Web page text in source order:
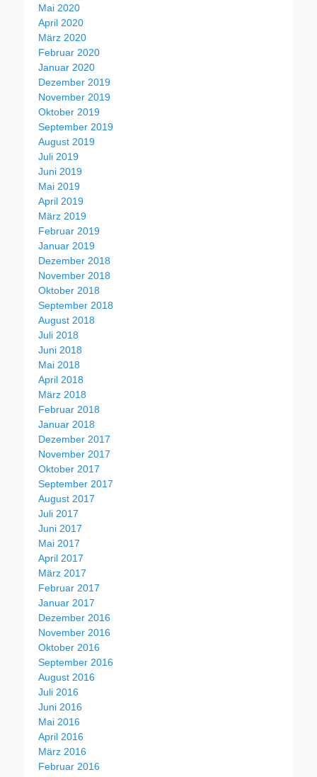
Mai 2020
April 2020
März 2020
Februar 2020
Januar 2020
Dezember 2019
November 2019
Oktober 2019
September 2019
August 2019
Juli 2019
Juni 2019
Mai 2019
April 2019
März 2019
Februar 2019
Januar 2019
Dezember 2018
November 2018
Oktober 2018
September 2018
August 2018
Juli 2018
Juni 2018
Mai 2018
April 2018
März 2018
Februar 2018
Januar 2018
Dezember 2017
November 2017
Oktober 2017
September 2017
August 2017
Juli 2017
Juni 2017
Mai 2017
April 2017
März 2017
Februar 2017
Januar 2017
Dezember 2016
November 2016
Oktober 2016
September 2016
August 2016
Juli 2016
Juni 2016
Mai 2016
April 2016
März 2016
Februar 2016